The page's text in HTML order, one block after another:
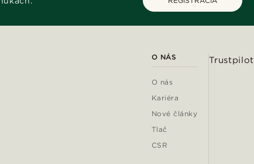
O NÁS
O nás
Kariéra
Nové články
Tlač
CSR
Trustpilot